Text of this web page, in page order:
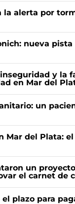
la alerta por
nueva
y la
en Mar del
un
Mar del Plata:
un
el carnet de
plazo para